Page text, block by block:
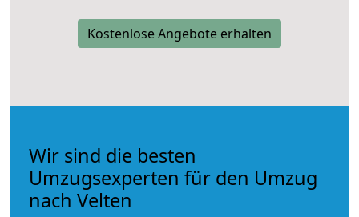
Kostenlose Angebote erhalten
Wir sind die besten
Umzugsexperten für den Umzug
nach Velten